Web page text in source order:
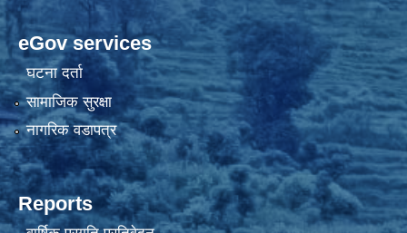
eGov services
घटना दर्ता
सामाजिक सुरक्षा
नागरिक वडापत्र
Reports